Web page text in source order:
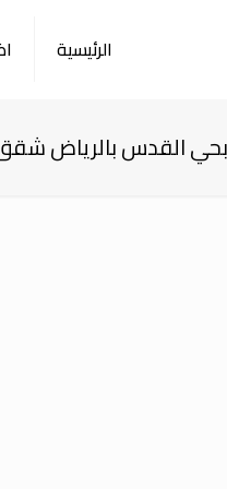
الرئيسية
القدس بالرياض